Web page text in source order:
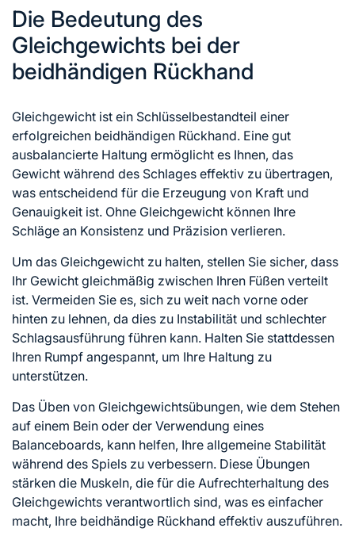
Die Bedeutung des
Gleichgewichts bei der
beidhändigen Rückhand
Gleichgewicht ist ein Schlüsselbestandteil einer
erfolgreichen beidhändigen Rückhand. Eine gut
ausbalancierte Haltung ermöglicht es Ihnen, das
Gewicht während des Schlages effektiv zu übertragen,
was entscheidend für die Erzeugung von Kraft und
Genauigkeit ist. Ohne Gleichgewicht können Ihre
Schläge an Konsistenz und Präzision verlieren.
Um das Gleichgewicht zu halten, stellen Sie sicher, dass
Ihr Gewicht gleichmäßig zwischen Ihren Füßen verteilt
ist. Vermeiden Sie es, sich zu weit nach vorne oder
hinten zu lehnen, da dies zu Instabilität und schlechter
Schlagsausführung führen kann. Halten Sie stattdessen
Ihren Rumpf angespannt, um Ihre Haltung zu
unterstützen.
Das Üben von Gleichgewichtsübungen, wie dem Stehen
auf einem Bein oder der Verwendung eines
Balanceboards, kann helfen, Ihre allgemeine Stabilität
während des Spiels zu verbessern. Diese Übungen
stärken die Muskeln, die für die Aufrechterhaltung des
Gleichgewichts verantwortlich sind, was es einfacher
macht, Ihre beidhändige Rückhand effektiv auszuführen.